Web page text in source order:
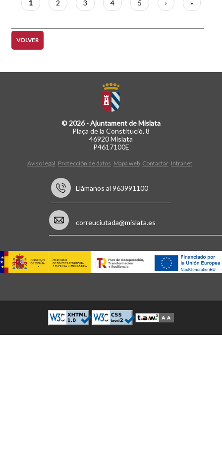
Página
actual
1 Página
2 Página
3 Página
4 Página
5
Siguiente
página
›
Última
página
»
VOLVER
© 2026 - Ajuntament de Mislata
Plaça de la Constitució, 8
46920 Mislata
P4617100E
Aviso legal Protección de datos Mapa web Contactar Intranet
Llámanos al 963991100
correuciutada@mislata.es